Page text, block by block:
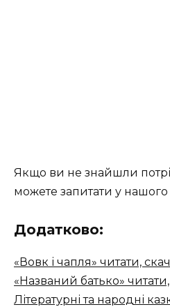
Якщо ви не знайшли
можете запитати у нашого
Додатково:
«Вовк і чапля» читати,
«Названий батько»
Літературні та народні